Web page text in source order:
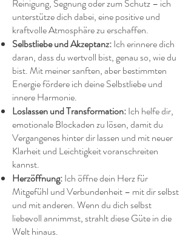
Reinigung, Segnung oder zum Schutz – ich
unterstütze dich dabei, eine positive und
kraftvolle Atmosphäre zu erschaffen.
Selbstliebe und Akzeptanz:Ich erinnere dich
daran, dass du wertvoll bist, genau so, wie du
bist. Mit meiner sanften, aber bestimmten
Energie fördere ich deine Selbstliebe und
innere Harmonie.
Loslassen und Transformation:Ich helfe dir,
emotionale Blockaden zu lösen, damit du
Vergangenes hinter dir lassen und mit neuer
Klarheit und Leichtigkeit voranschreiten
kannst.
Herzöffnung:Ich öffne dein Herz für
Mitgefühl und Verbundenheit – mit dir selbst
und mit anderen. Wenn du dich selbst
liebevoll annimmst, strahlt diese Güte in die
Welt hinaus.